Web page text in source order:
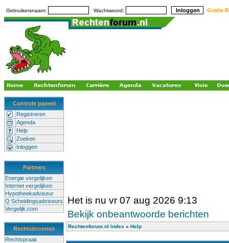
Gebruikersnaam: Wachtwoord: Gratis
Controle paneel
Registreren
Agenda
Help
Zoeken
Inloggen
Partners
Energie vergelijken
Internet vergelijken
Hypotheekadviseur
Q Scheidingsadviseurs
Vergelijk.com
Rechtsbronnen
Rechtspraak
Het is nu vr 07 aug 2026 9:13
Bekijk onbeantwoorde berichten
Rechtenforum.nl Index » Help